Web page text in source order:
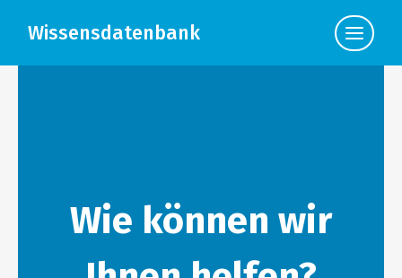
Wissensdatenbank
Klicke
hier,
um
Wie können wir